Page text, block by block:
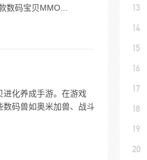
数码宝贝MMO...
进化养成手游。在游戏
码兽如奥米加兽、战斗
13
14
15
16
17
18
19
20